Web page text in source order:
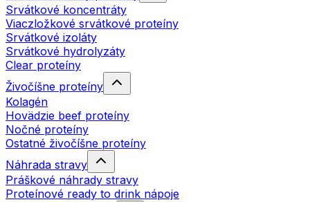
Srvátkové koncentráty
Viaczložkové srvátkové proteíny
Srvátkové izoláty
Srvátkové hydrolyzáty
Clear proteíny
Živočíšne proteíny
Kolagén
Hovädzie beef proteíny
Nočné proteíny
Ostatné živočíšne proteíny
Náhrada stravy
Práškové náhrady stravy
Proteínové ready to drink nápoje